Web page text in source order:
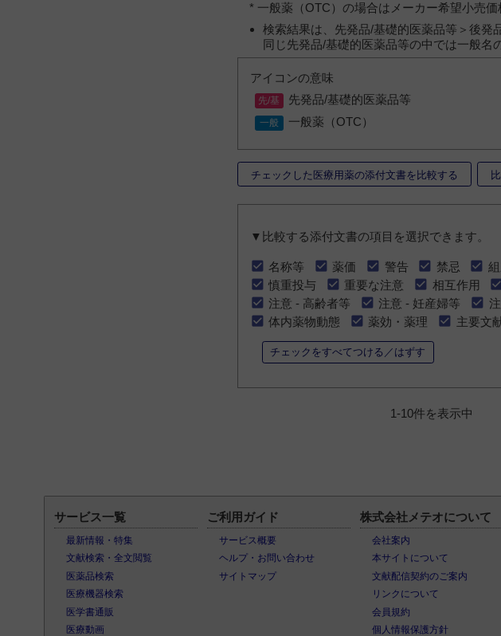
* 一般薬（OTC）の場合はメーカー希望小売価
検索結果は、先発品/基礎的医薬品等＞後発
同じ先発品/基礎的医薬品等の中では一般名
アイコンの意味
先発品/基礎的医薬品等
一般薬（OTC）
チェックした医療用薬の添付文書を比較する
▼比較する添付文書の項目を選択できます。
名称等 薬価 警告 禁忌
慎重投与
重要な注意 相互作用
注意 - 高齢者等
注意 - 妊産婦等
体内薬物動態
薬効・薬理 主要文
チェックをすべてつける／はずす
1-10件を表示中
サービス一覧
最新情報・特集
文献検索・全文閲覧
医薬品検索
医療機器検索
医学書通販
医療動画
ご利用ガイド
サービス概要
ヘルプ・お問い合わせ
サイトマップ
株式会社メテオについて
会社案内
本サイトについて
文献配信契約のご案内
リンクについて
会員規約
個人情報保護方針